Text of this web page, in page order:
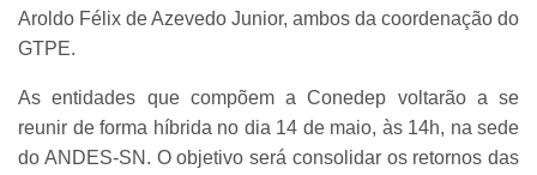
Aroldo Félix de Azevedo Junior, ambos da coordenação do
GTPE.
As entidades que compõem a Conedep voltarão a se
reunir de forma híbrida no dia 14 de maio, às 14h, na sede
do ANDES-SN. O objetivo será consolidar os retornos das